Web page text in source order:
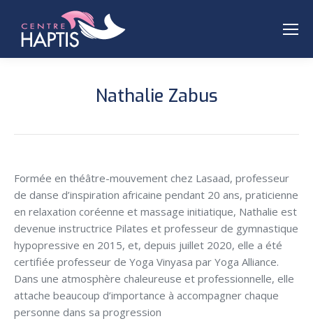
Nathalie Zabus
Formée en théâtre-mouvement chez Lasaad, professeur
de danse d’inspiration africaine pendant 20 ans, praticienne
en relaxation coréenne et massage initiatique, Nathalie est
devenue instructrice Pilates et professeur de gymnastique
hypopressive en 2015, et, depuis juillet 2020, elle a été
certifiée professeur de Yoga Vinyasa par Yoga Alliance.
Dans une atmosphère chaleureuse et professionnelle, elle
attache beaucoup d’importance à accompagner chaque
personne dans sa progression